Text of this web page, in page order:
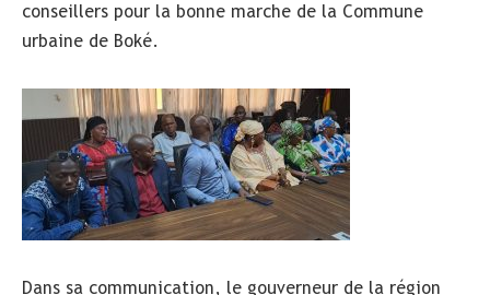
conseillers pour la bonne marche de la Commune
urbaine de Boké.
Dans sa communication, le gouverneur de la région